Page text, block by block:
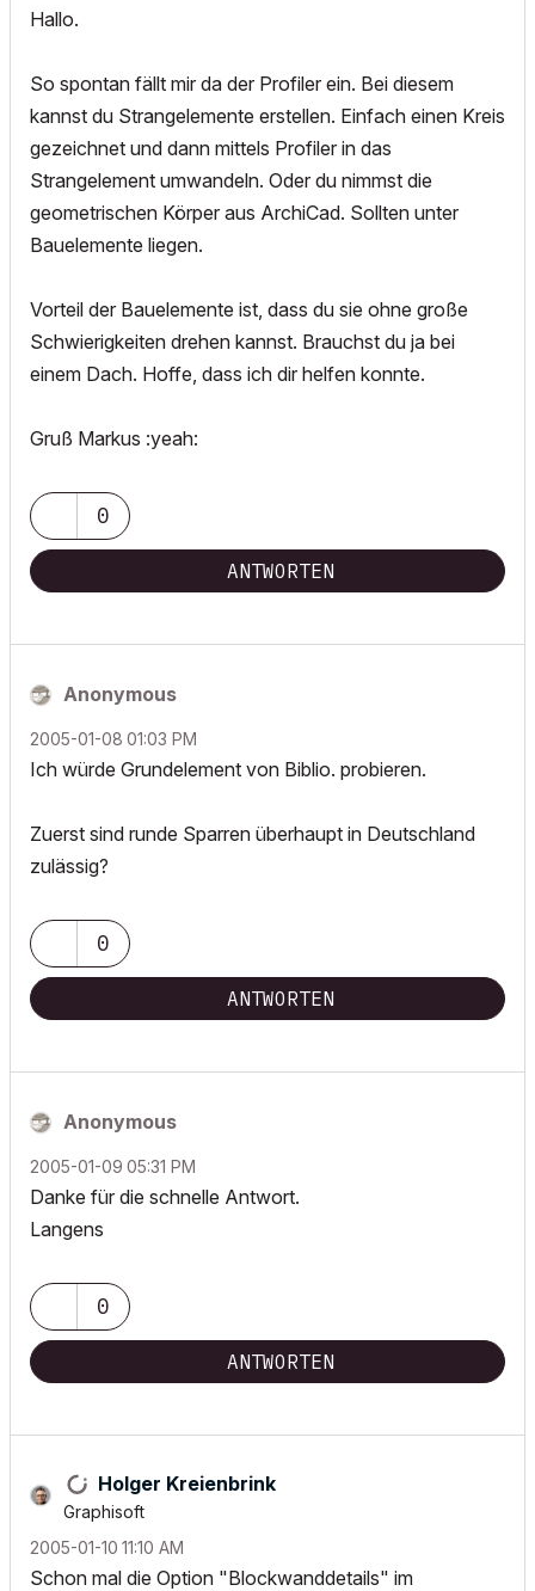
Hallo.
So spontan fällt mir da der Profiler ein. Bei diesem
kannst du Strangelemente erstellen. Einfach einen Kreis
gezeichnet und dann mittels Profiler in das
Strangelement umwandeln. Oder du nimmst die
geometrischen Körper aus ArchiCad. Sollten unter
Bauelemente liegen.
Vorteil der Bauelemente ist, dass du sie ohne große
Schwierigkeiten drehen kannst. Brauchst du ja bei
einem Dach. Hoffe, dass ich dir helfen konnte.
Gruß Markus :yeah:
0
ANTWORTEN
Anonymous
‎2005-01-08 01:03 PM
Ich würde Grundelement von Biblio. probieren.
Zuerst sind runde Sparren überhaupt in Deutschland
zulässig?
0
ANTWORTEN
Anonymous
‎2005-01-09 05:31 PM
Danke für die schnelle Antwort.
Langens
0
ANTWORTEN
Holger Kreienbrink
Graphisoft
‎2005-01-10 11:10 AM
Schon mal die Option "Blockwanddetails" im